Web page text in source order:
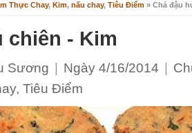
Thực Chay, Kim, nấu chay, Tiêu Điểm » Chả đậu
chiên - Kim
Sương Ngày 4/16/2014
, Tiêu Điểm